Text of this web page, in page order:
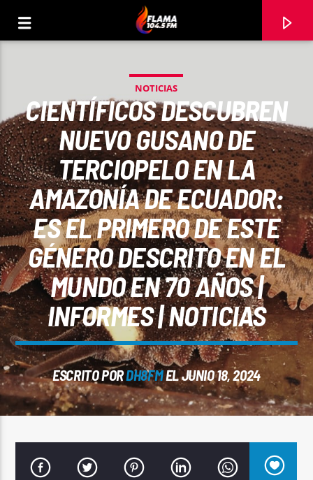
CANCIÓN ACTUAL
TÍTULO
ARTISTA
Señal FM
NOTICIAS
CIENTÍFICOS DESCUBREN
NUEVO GUSANO DE
TERCIOPELO EN LA
AMAZONÍA DE ECUADOR:
ES EL PRIMERO DE ESTE
GÉNERO DESCRITO EN EL
MUNDO EN 70 AÑOS |
INFORMES | NOTICIAS
ESCRITO PORDH8FMEL JUNIO 18, 2024